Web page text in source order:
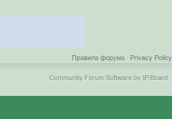
Privacy Policy
Правила форума ·
Community Forum Software by IP.Board